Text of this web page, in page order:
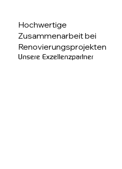
Hochwertige
Zusammenarbeit bei
Renovierungsprojekten
Unsere Exzellenzpartner